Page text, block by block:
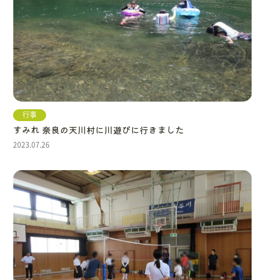
行事
すみれ 奈良の天川村に川遊びに行きました
2023.07.26